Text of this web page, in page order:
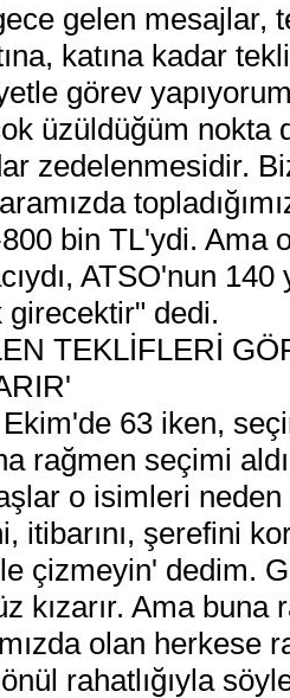
gelen mesajlar,
katına kadar
görev
üzüldüğüm nokta
zedelenmesidir.
bin TL'ydi. Ama
ATSO'nun 140
girecektir" dedi.
TEKLİFLERİ
63 iken,
rağmen seçimi
o isimleri neden
itibarını, şerefini
çizmeyin' dedim.
kızarır. Ama buna
olan herkese
rahatlığıyla